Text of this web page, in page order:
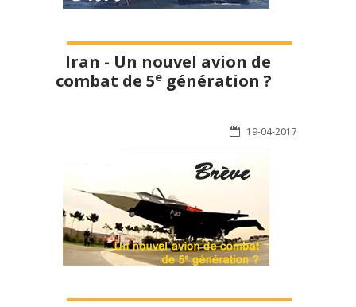
Iran - Un nouvel avion de
combat de 5e génération ?
19-04-2017